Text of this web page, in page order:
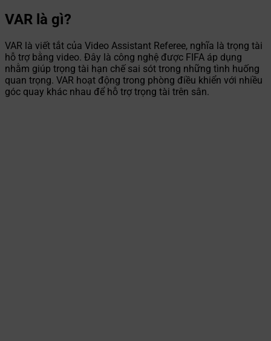
VAR là gì?
VAR là viết tắt của Video Assistant Referee, nghĩa là trọng tài
hỗ trợ bằng video. Đây là công nghệ được FIFA áp dụng
nhằm giúp trọng tài hạn chế sai sót trong những tình huống
quan trọng. VAR hoạt động trong phòng điều khiển với nhiều
góc quay khác nhau để hỗ trợ trọng tài trên sân.